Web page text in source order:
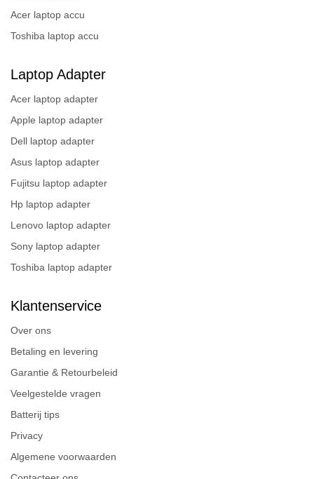
Acer laptop accu
Toshiba laptop accu
Laptop Adapter
Acer laptop adapter
Apple laptop adapter
Dell laptop adapter
Asus laptop adapter
Fujitsu laptop adapter
Hp laptop adapter
Lenovo laptop adapter
Sony laptop adapter
Toshiba laptop adapter
Klantenservice
Over ons
Betaling en levering
Garantie & Retourbeleid
Veelgestelde vragen
Batterij tips
Privacy
Algemene voorwaarden